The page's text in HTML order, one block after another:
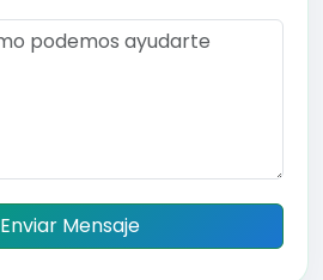
Enviar Mensaje